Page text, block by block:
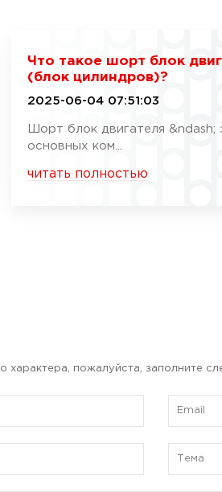
Что такое шорт блок
(блок цилиндров)?
2025-06-04 07:51:03
Шорт блок двигателя &ndash;
основных ком...
читать полностью
характера, пожалуйста, заполните